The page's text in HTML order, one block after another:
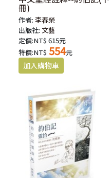
冊)
作者:李春榮
出版社: 文藝
定價:NT$ 615元
特價:NT$ 554元